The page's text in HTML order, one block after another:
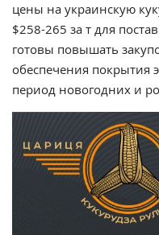
цены на украинскую
$258-265 за т для
готовы повышать
обеспечения покрытия
период новогодних и